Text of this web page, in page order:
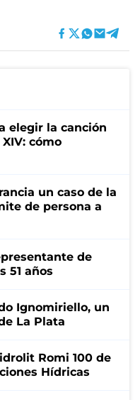
elegir la canción
cómo
un caso de la
de persona a
de
51 años
Ignomiriello, un
La Plata
Romi 100 de
Hídricas